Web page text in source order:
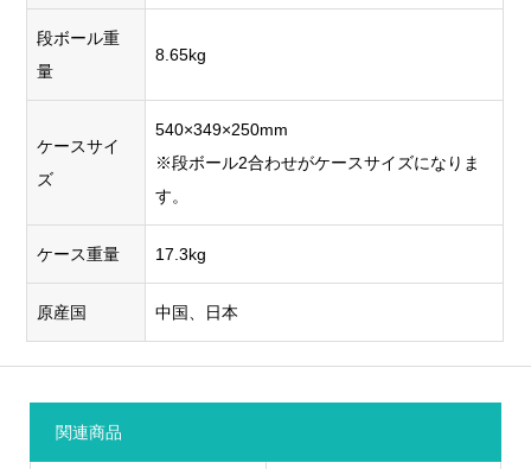
段ボール重
量
8.65kg
ケースサイ
ズ
540×349×250mm
※段ボール2合わせがケースサイズになりま
す。
ケース重量 17.3kg
原産国 中国、日本
関連商品